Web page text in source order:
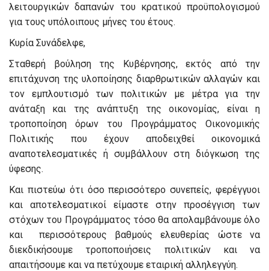
λειτουργικών δαπανών του κρατικού προϋπολογισμού
για τους υπόλοιπους μήνες του έτους.
Κυρία Συνάδελφε,
Σταθερή βούληση της Κυβέρνησης, εκτός από την
επιτάχυνση της υλοποίησης διαρθρωτικών αλλαγών και
τον εμπλουτισμό των πολιτικών με μέτρα για την
ανάταξη και της ανάπτυξη της οικονομίας, είναι η
τροποποίηση όρων του Προγράμματος Οικονομικής
Πολιτικής που έχουν αποδειχθεί οικονομικά
αναποτελεσματικές ή συμβάλλουν στη διόγκωση της
ύφεσης.
Και πιστεύω ότι όσο περισσότερο συνεπείς, φερέγγυοι
και αποτελεσματικοί είμαστε στην προσέγγιση των
στόχων του Προγράμματος τόσο θα απολαμβάνουμε όλο
και περισσότερους βαθμούς ελευθερίας ώστε να
διεκδικήσουμε τροποποιήσεις πολιτικών και να
απαιτήσουμε και να πετύχουμε εταιρική αλληλεγγύη.